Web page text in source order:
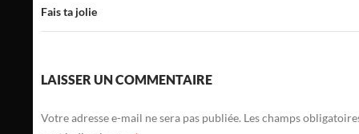
Fais ta jolie
LAISSER UN COMMENTAIRE
Votre adresse e-mail ne sera pas publiée. Les champs